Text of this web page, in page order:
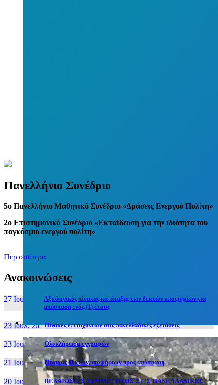
Πανελλήνιο Συνέδριο
5o Πανελλήνιο Μαθητικό Συνέδριο «Δράσεις Ενεργού Πολίτη»
2ο Επιστημονικό Συνέδριο «Εκπαίδευση για την ιδιότητα του
παγκόσμιο ενεργού πολίτη»
Περισσότερα
Ανακοινώσεις
27 Ιουν, 26
Αξιολογικός πίνακας κατάταξης των δεκτών υποψηφίων για
απόσπαση ενός (1) έτους
23 Ιουλ, 26 Πίνακες επιτυχόντων στις πανελλαδικές εξετάσεις
23 Ιουλ, 26 Ολοκλήρωση εγγραφών
21 Ιουλ, 26 Πίνακας δεκτών υποψήφιων προς απόσπαση
20 Ιουλ, 26
ΒΕΒΑΙΩΣΕΙΣ ΣΥΜΜΕΤΟΧΗΣ ΣΤΙΣ ΠΑΝΕΛΛΑΔΙΚΕΣ